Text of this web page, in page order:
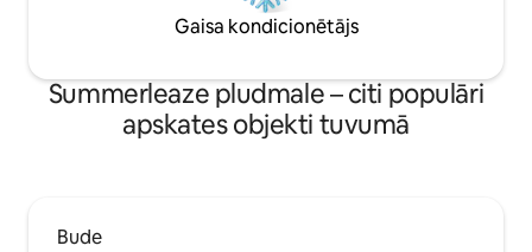
Gaisa kondicionētājs
Summerleaze pludmale – citi populāri
apskates objekti tuvumā
Bude